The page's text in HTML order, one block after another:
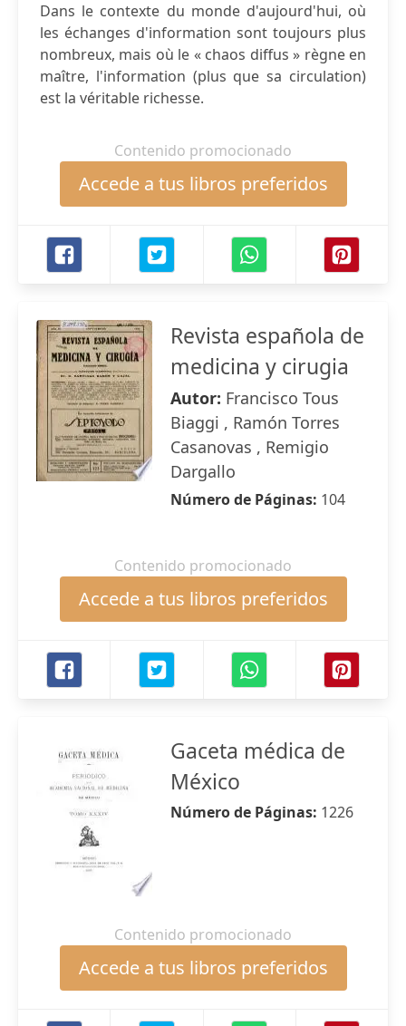
Dans le contexte du monde d'aujourd'hui, où
les échanges d'information sont toujours plus
nombreux, mais où le « chaos diffus » règne en
maître, l'information (plus que sa circulation)
est la véritable richesse.
Contenido promocionado
Accede a tus libros preferidos
Revista española de
medicina y cirugia
Autor: Francisco Tous
Biaggi , Ramón Torres
Casanovas , Remigio
Dargallo
Número de Páginas: 104
Contenido promocionado
Accede a tus libros preferidos
Gaceta médica de
México
Número de Páginas: 1226
Contenido promocionado
Accede a tus libros preferidos